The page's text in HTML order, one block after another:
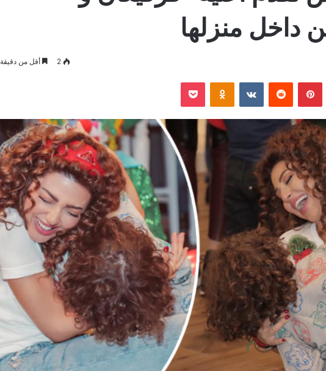
داخل منزلها
2 أقل من دقيقة
بينتيريست Odnoklassniki
‫Pocket